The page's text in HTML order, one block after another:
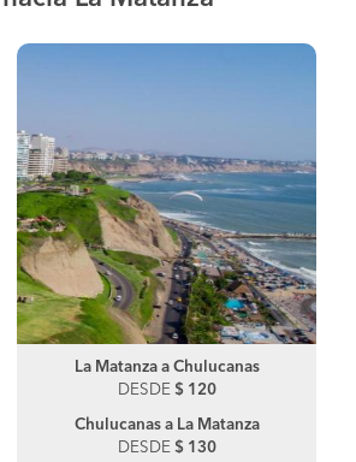
La Matanza a Chulucanas
DESDE $ 120
Chulucanas a La Matanza
DESDE $ 130
Lambayeque a Motupe
DESDE$ 160
Motupe a Lambayeque
DESDE$ 80